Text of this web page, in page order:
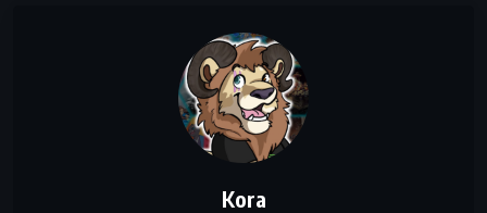
Kora